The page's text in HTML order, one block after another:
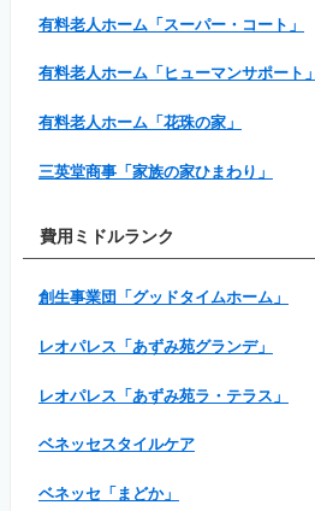
有料老人ホーム「スーパー・コート」
有料老人ホーム「ヒューマンサポート」
有料老人ホーム「花珠の家」
三英堂商事「家族の家ひまわり」
費用ミドルランク
創生事業団「グッドタイムホーム」
レオパレス「あずみ苑グランデ」
レオパレス「あずみ苑ラ・テラス」
ベネッセスタイルケア
ベネッセ「まどか」